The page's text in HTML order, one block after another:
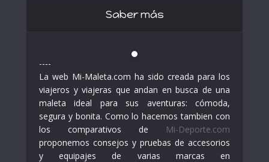
Saber más
----
La web Mi-Maleta.com ha sido creada para los
viajeros y viajeras que andan en busca de una
maleta ideal para sus aventuras: cómoda,
segura y bonita. Como lo hacemos tambien con
los comparativos de
Mi-Deporte.com
proponemos consejos y pruebas de accesorios
y equipajes de varias marcas en